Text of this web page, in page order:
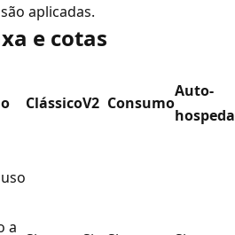
aplicadas.
e cotas
ClássicoV2 Consumo
Auto-
a